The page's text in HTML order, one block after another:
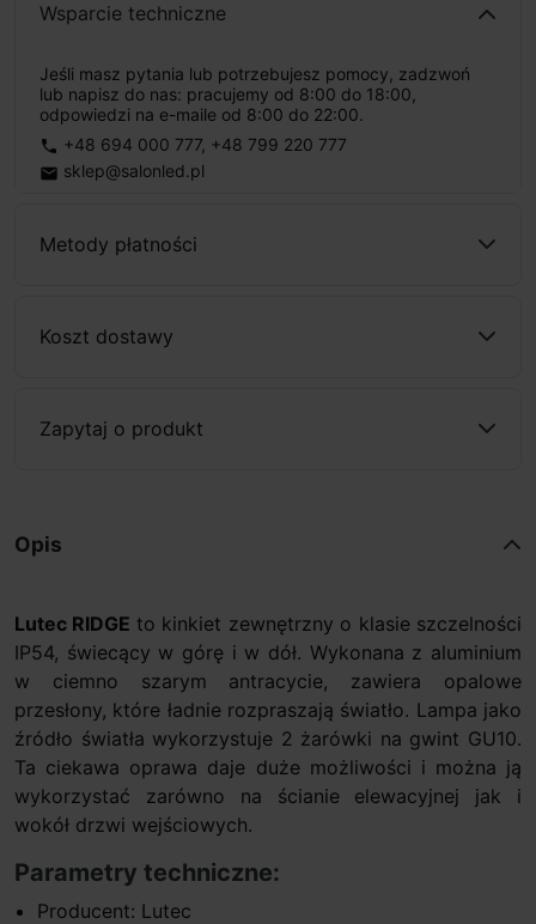
Wsparcie techniczne
Jeśli masz pytania lub potrzebujesz pomocy, zadzwoń
lub napisz do nas: pracujemy od 8:00 do 18:00,
odpowiedzi na e-maile od 8:00 do 22:00.
phone +48 694 000 777, +48 799 220 777
email sklep@salonled.pl
Metody płatności
Koszt dostawy
Zapytaj o produkt
Opis
Lutec RIDGE to kinkiet zewnętrzny o klasie szczelności
IP54, świecący w górę i w dół. Wykonana z aluminium
w ciemno szarym antracycie, zawiera opalowe
przesłony, które ładnie rozpraszają światło. Lampa jako
źródło światła wykorzystuje 2 żarówki na gwint GU10.
Ta ciekawa oprawa daje duże możliwości i można ją
wykorzystać zarówno na ścianie elewacyjnej jak i
wokół drzwi wejściowych.
Parametry techniczne:
Producent: Lutec